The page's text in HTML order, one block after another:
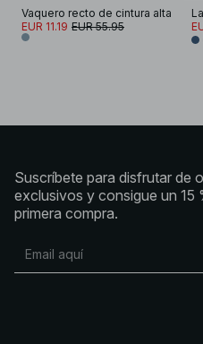
Vaquero recto de cintura alta
EUR 11.19 EUR 55.95
Suscríbete para disfrutar de
exclusivos y consigue un 15
primera compra.